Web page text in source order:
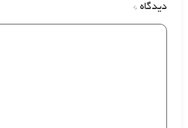
دیدگاه *